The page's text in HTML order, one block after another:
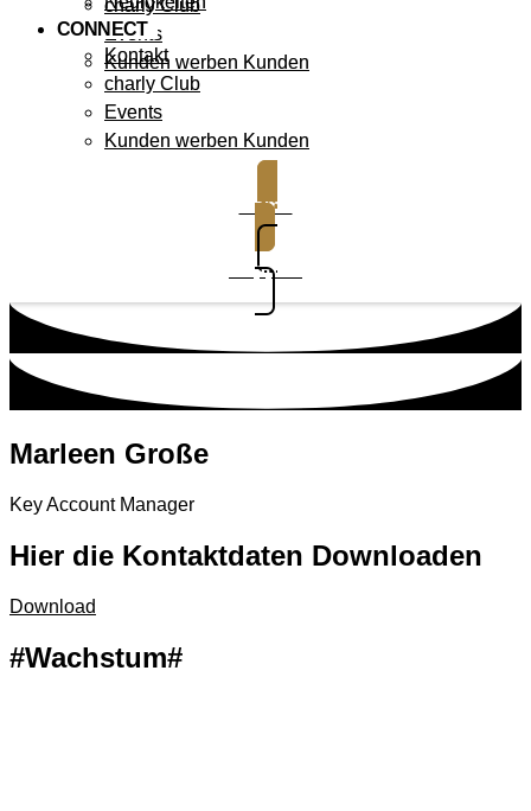
charly Club
Events
Kunden werben Kunden
CONNECT
Kontakt
charly Club
Events
Kunden werben Kunden
Demo
Support
Marleen Große
Key Account Manager
Hier die Kontaktdaten Downloaden
Download
#Wachstum#